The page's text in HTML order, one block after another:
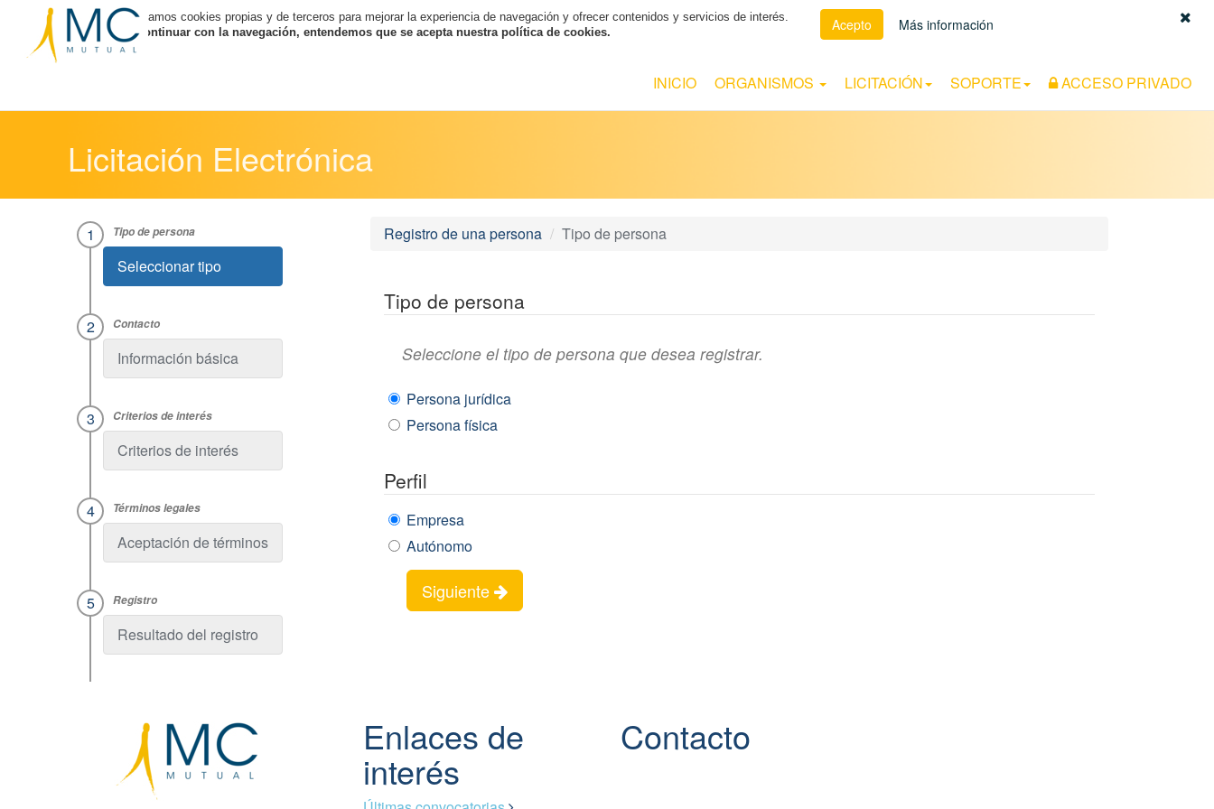
Utilizamos cookies propias y de terceros para mejorar la experiencia de navegación y ofrecer contenidos y servicios de interés.
Al continuar con la navegación, entendemos que se acepta nuestra política de cookies.
Acepto Más información
INICIO ORGANISMOS LICITACIÓN SOPORTE ACCESO PRIVADO
Licitación Electrónica
Seleccionar tipo
Información básica
Criterios de interés
Aceptación de términos
Resultado del registro
Registro de una persona Tipo de persona
Tipo de persona
Seleccione el tipo de persona que desea registrar.
Persona jurídica
Persona física
Perfil
Empresa
Autónomo
Siguiente
Enlaces de
interés
Contacto